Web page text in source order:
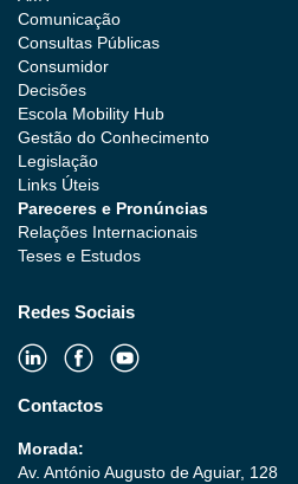
Comunicação
Consultas Públicas
Consumidor
Decisões
Escola Mobility Hub
Gestão do Conhecimento
Legislação
Links Úteis
Pareceres e Pronúncias
Relações Internacionais
Teses e Estudos
Redes Sociais
Contactos
Morada:
Av. António Augusto de Aguiar, 128